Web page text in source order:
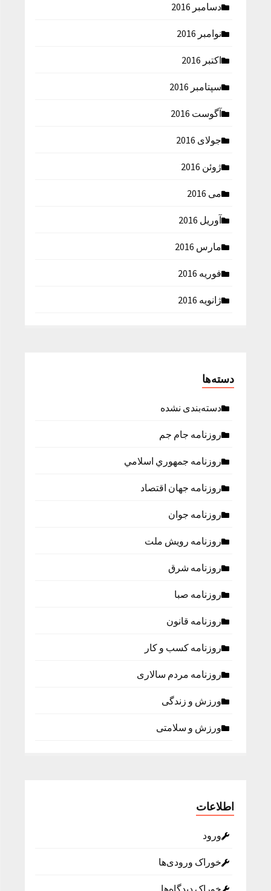
دسامبر 2016
نوامبر 2016
اکتبر 2016
سپتامبر 2016
آگوست 2016
جولای 2016
ژوئن 2016
می 2016
آوریل 2016
مارس 2016
فوریه 2016
ژانویه 2016
دسته‌ها
دسته‌بندی نشده
روزنامه جام جم
روزنامه جمهوري اسلامي
روزنامه جهان اقتصاد
روزنامه جوان
روزنامه رویش ملت
روزنامه شرق
روزنامه صبا
روزنامه قانون
روزنامه كسب و كار
روزنامه مردم سالاری
ورزش و زندگی
ورزش و سلامتی
اطلاعات
ورود
خوراک ورودی‌ها
خوراک دیدگاه‌ها